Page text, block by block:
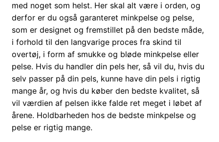
med noget som helst. Her skal alt være i orden, og
derfor er du også garanteret minkpelse og pelse,
som er designet og fremstillet på den bedste måde,
i forhold til den langvarige proces fra skind til
overtøj, i form af smukke og bløde minkpelse eller
pelse. Hvis du handler din pels her, så vil du, hvis du
selv passer på din pels, kunne have din pels i rigtig
mange år, og hvis du køber den bedste kvalitet, så
vil værdien af pelsen ikke falde ret meget i løbet af
årene. Holdbarheden hos de bedste minkpelse og
pelse er rigtig mange.